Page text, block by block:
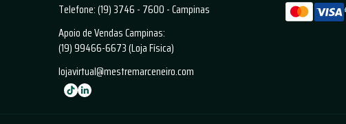
Telefone: (19) 3746 - 7600 - Campinas
Apoio de Vendas Campinas:
(19) 99466-6673 (Loja Física)
lojavirtual@mestremarceneiro.com